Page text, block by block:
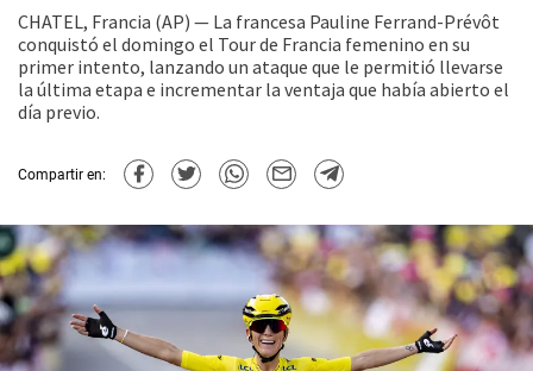
CHATEL, Francia (AP) — La francesa Pauline Ferrand-Prévôt
conquistó el domingo el Tour de Francia femenino en su
primer intento, lanzando un ataque que le permitió llevarse
la última etapa e incrementar la ventaja que había abierto el
día previo.
Compartir en: